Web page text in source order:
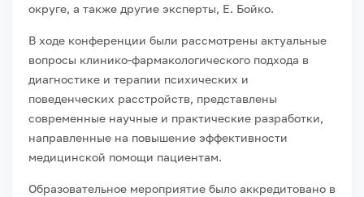
округе, а также другие эксперты, Е. Бойко.
В ходе конференции были рассмотрены актуальные
вопросы клинико-фармакологического подхода в
диагностике и терапии психических и
поведенческих расстройств, представлены
современные научные и практические разработки,
направленные на повышение эффективности
медицинской помощи пациентам.
Образовательное мероприятие было аккредитовано в